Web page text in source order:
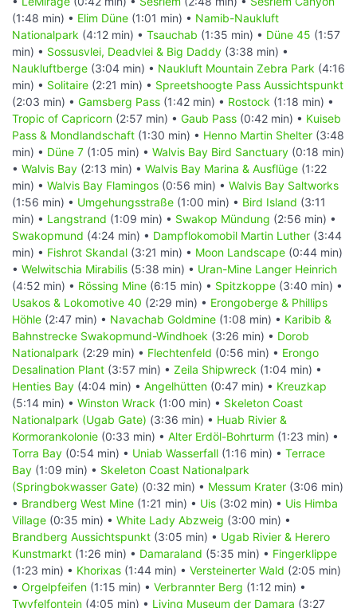
(1:48 min) • Elim Düne (1:01 min) • Namib-Naukluft
Nationalpark (4:12 min) • Tsauchab (1:35 min) • Düne 45 (1:57
min) • Sossusvlei, Deadvlei & Big Daddy (3:38 min) •
Naukluftberge (3:04 min) • Naukluft Mountain Zebra Park (4:16
min) • Solitaire (2:21 min) • Spreetshoogte Pass Aussichtspunkt
(2:03 min) • Gamsberg Pass (1:42 min) • Rostock (1:18 min) •
Tropic of Capricorn (2:57 min) • Gaub Pass (0:42 min) • Kuiseb
Pass & Mondlandschaft (1:30 min) • Henno Martin Shelter (3:48
min) • Düne 7 (1:05 min) • Walvis Bay Bird Sanctuary (0:18 min)
• Walvis Bay (2:13 min) • Walvis Bay Marina & Ausflüge (1:22
min) • Walvis Bay Flamingos (0:56 min) • Walvis Bay Saltworks
(1:56 min) • Umgehungsstraße (1:00 min) • Bird Island (3:11
min) • Langstrand (1:09 min) • Swakop Mündung (2:56 min) •
Swakopmund (4:24 min) • Dampflokomobil Martin Luther (3:44
min) • Fishrot Skandal (3:21 min) • Moon Landscape (0:44 min)
• Welwitschia Mirabilis (5:38 min) • Uran-Mine Langer Heinrich
(4:52 min) • Rössing Mine (6:15 min) • Spitzkoppe (3:40 min) •
Usakos & Lokomotive 40 (2:29 min) • Erongoberge & Phillips
Höhle (2:47 min) • Navachab Goldmine (1:08 min) • Karibib &
Bahnstrecke Swakopmund-Windhoek (3:26 min) • Dorob
Nationalpark (2:29 min) • Flechtenfeld (0:56 min) • Erongo
Desalination Plant (3:57 min) • Zeila Shipwreck (1:04 min) •
Henties Bay (4:04 min) • Angelhütten (0:47 min) • Kreuzkap
(5:14 min) • Winston Wrack (1:00 min) • Skeleton Coast
Nationalpark (Ugab Gate) (3:36 min) • Huab Rivier &
Kormorankolonie (0:33 min) • Alter Erdöl-Bohrturm (1:23 min) •
Torra Bay (0:54 min) • Uniab Wasserfall (1:16 min) • Terrace
Bay (1:09 min) • Skeleton Coast Nationalpark
(Springbokwasser Gate) (0:32 min) • Messum Krater (3:06 min)
• Brandberg West Mine (1:21 min) • Uis (3:02 min) • Uis Himba
Village (0:35 min) • White Lady Abzweig (3:00 min) •
Brandberg Aussichtspunkt (3:05 min) • Ugab Rivier & Herero
Kunstmarkt (1:26 min) • Damaraland (5:35 min) • Fingerklippe
(1:23 min) • Khorixas (1:44 min) • Versteinerter Wald (2:05 min)
• Orgelpfeifen (1:15 min) • Verbrannter Berg (1:12 min) •
Twyfelfontein (4:05 min) • Living Museum der Damara (3:27